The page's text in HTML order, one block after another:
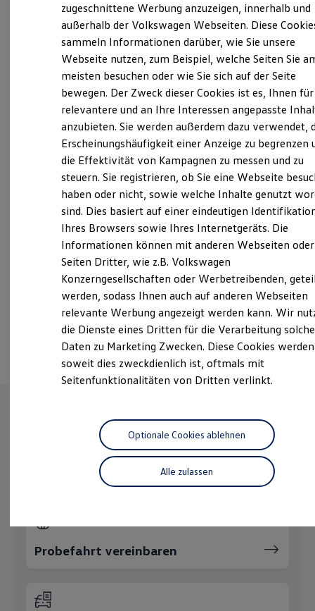
Der ID.4
Der ID.4 GTX
Der ID.5 GTX
Der ID.7 GTX
Der ID.7 Tourer
Der ID.7 GTX Tourer
Der ID. Buzz
Der neue ID. Cross
Elektrofahrzeugkonzepte
ID. EVERY1
Reichweite der ID. Modelle
Reichweite im Winter
Rekuperation
Laden unterwegs
Laden Zuhause
Ladestationen finden
Batterie
Sicherheit
Garantie und Lebensdauer
Nachhaltigkeit
Technologie
Kosten und Kauf
Verbrauchskosten
E-Auto-Förderung
Software und Konnektivität
Digitale Extras
Schnittstellen zu Ihrem ID.
Hybridautos
Marke und Erlebnis
Volkswagen R und R Experience
R-Modelle
Factory visit
Lifestyle Shop
Verantwortlich für die Inhalte auf dieser Seite ist die Autohaus
Jacob Fleischhauer GmbH & Co. KG ( Impressum & Rechtliches)
Europaplatz 10, 52068 Aachen
verkauf-vw-aachen@fleischhauer.com
+49 241 5180333
Montag -Freitag 07:00-18:00 Uhr
Samstag
07:00-13:00 Uhr
Sonntag
Geschlossen
Ansprechpartner
Wie können wir
Ihnen weiterhelfen?
Probefahrt vereinbaren
zugeschnittene Werbung anzuzeigen, innerhalb und
außerhalb der Volkswagen Webseiten. Diese
sammeln Informationen darüber, wie Sie unsere
Webseite nutzen, zum Beispiel, welche Seiten Sie
meisten besuchen oder wie Sie sich auf der Seite
bewegen. Der Zweck dieser Cookies ist es, Ihnen für
relevantere und an Ihre Interessen angepasste
anzubieten. Sie werden außerdem dazu verwendet,
Erscheinungshäufigkeit einer Anzeige zu begrenzen
die Effektivität von Kampagnen zu messen und zu
steuern. Sie registrieren, ob Sie eine Webseite
haben oder nicht, sowie welche Inhalte genutzt
sind. Dies basiert auf einer eindeutigen
Ihres Browsers sowie Ihres Internetgeräts. Die
Informationen können mit anderen Webseiten oder
Seiten Dritter, wie z.B. Volkswagen
Konzerngesellschaften oder Werbetreibenden,
werden, sodass Ihnen auch auf anderen Webseiten
relevante Werbung angezeigt werden kann. Wir
die Dienste eines Dritten für die Verarbeitung
Daten zu Marketing Zwecken. Diese Cookies
soweit dies zweckdienlich ist, oftmals mit
Seitenfunktionalitäten von Dritten verlinkt.
Alle zulassen
Optionale Cookies ablehnen